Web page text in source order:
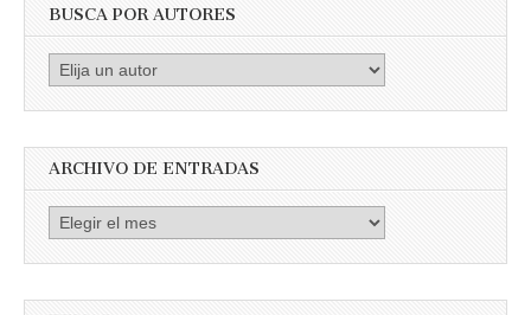
BUSCA POR AUTORES
Busca
ARCHIVO DE ENTRADAS
Archivo